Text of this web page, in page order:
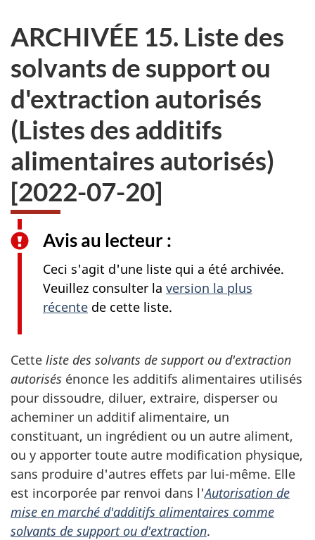
ARCHIVÉE 15. Liste des
solvants de support ou
d'extraction autorisés
(Listes des additifs
alimentaires autorisés)
[2022-07-20]
Avis au lecteur :
Ceci s'agit d'une liste qui a été archivée.
Veuillez consulter la version la plus
récente de cette liste.
Cette liste des solvants de support ou d'extraction
autorisés énonce les additifs alimentaires utilisés
pour dissoudre, diluer, extraire, disperser ou
acheminer un additif alimentaire, un
constituant, un ingrédient ou un autre aliment,
ou y apporter toute autre modification physique,
sans produire d'autres effets par lui-même. Elle
est incorporée par renvoi dans l'Autorisation de
mise en marché d'additifs alimentaires comme
solvants de support ou d'extraction.